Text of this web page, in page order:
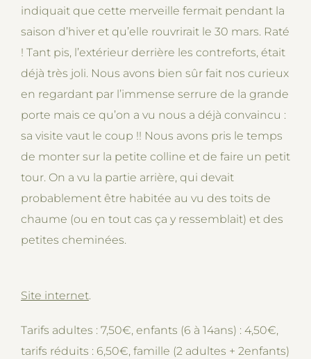
indiquait que cette merveille fermait pendant la
saison d’hiver et qu’elle rouvrirait le 30 mars. Raté
! Tant pis, l’extérieur derrière les contreforts, était
déjà très joli. Nous avons bien sûr fait nos curieux
en regardant par l’immense serrure de la grande
porte mais ce qu’on a vu nous a déjà convaincu :
sa visite vaut le coup !! Nous avons pris le temps
de monter sur la petite colline et de faire un petit
tour. On a vu la partie arrière, qui devait
probablement être habitée au vu des toits de
chaume (ou en tout cas ça y ressemblait) et des
petites cheminées.
Site internet.
Tarifs adultes : 7,50€, enfants (6 à 14ans) : 4,50€,
tarifs réduits : 6,50€, famille (2 adultes + 2enfants)